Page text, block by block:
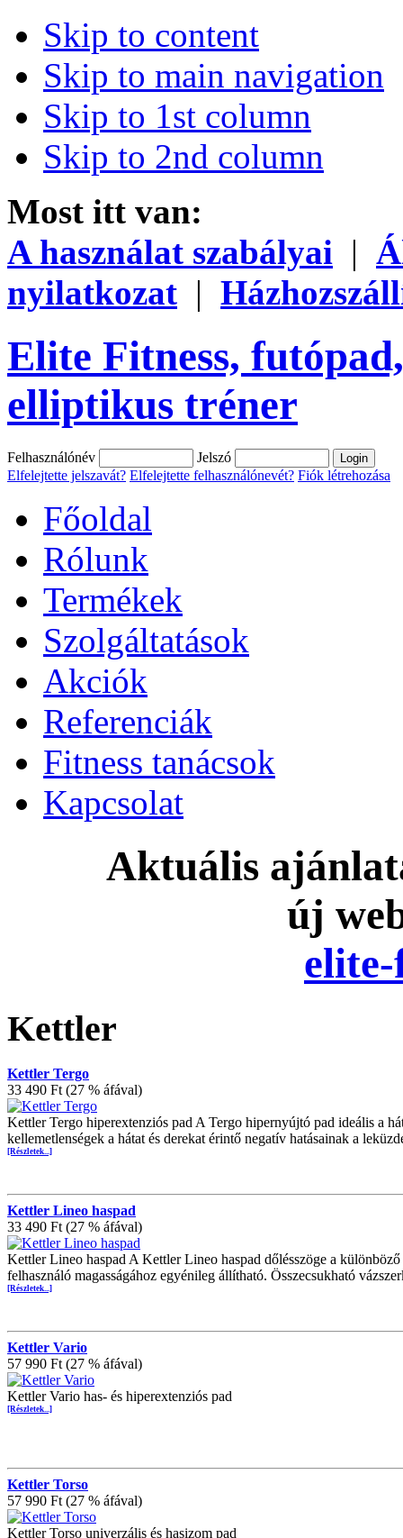
Skip to content
Skip to main navigation
Skip to 1st column
Skip to 2nd column
Most itt van:
A használat szabályai |
nyilatkozat |
Elite Fitness,
elliptikus tréner
Felhasználónév
Jelszó
Elfelejtette jelszavát? Elfelejtette felhasználónevét? Fiók létrehozása
Főoldal
Rólunk
Termékek
Szolgáltatások
Akciók
Referenciák
Fitness tanácsok
Kapcsolat
Aktuális
új
Kettler
Kettler Tergo
33 490 Ft (27 % áfával)
Kettler Tergo hiperextenziós pad A Tergo hipernyújtó pad ideális a
kellemetlenségek a hátat és derekat érintő negatív hatásainak a
[Részletek...]
Kettler Lineo haspad
33 490 Ft (27 % áfával)
Kettler Lineo haspad A Kettler Lineo haspad dőlésszöge a
felhasználó magasságához egyénileg állítható. Összecsukható
[Részletek...]
Kettler Vario
57 990 Ft (27 % áfával)
Kettler Vario has- és hiperextenziós pad
[Részletek...]
Kettler Torso
57 990 Ft (27 % áfával)
Kettler Torso univerzális és hasizom pad